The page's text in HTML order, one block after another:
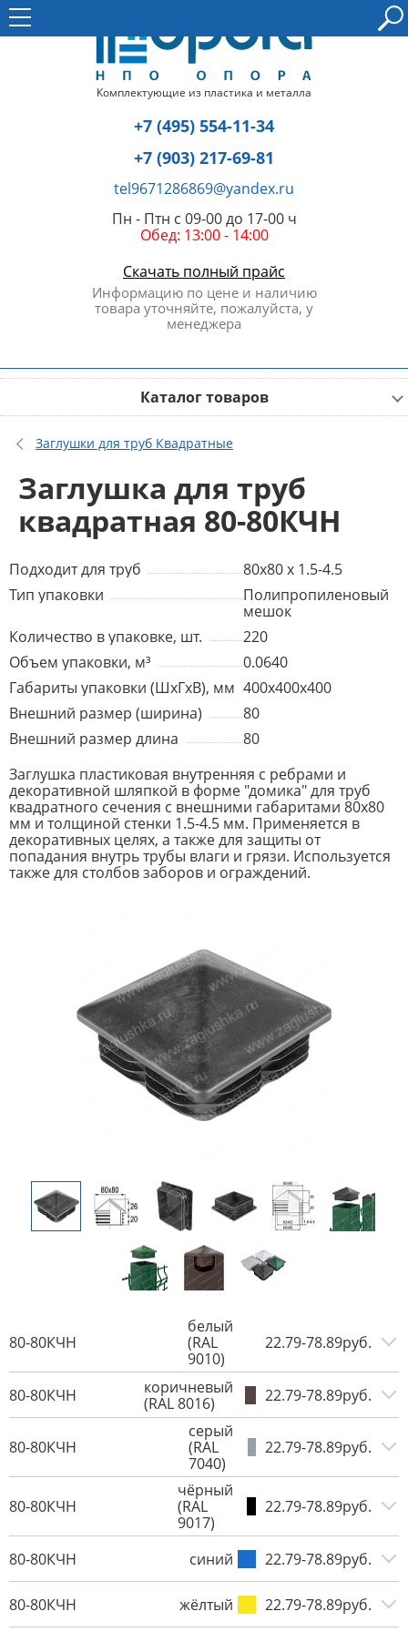
Комплектующие из пластика и металла
+7 (495) 554-11-34
+7 (903) 217-69-81
tel9671286869@yandex.ru
Пн - Птн с 09-00 до 17-00 ч
Обед: 13:00 - 14:00
Скачать полный прайс
Информацию по цене и наличию
товара уточняйте, пожалуйста, у
менеджера
Каталог товаров
Заглушки для труб Квадратные
Заглушка для труб
квадратная 80-80КЧН
Подходит для труб
80х80 х 1.5-4.5
Тип упаковки
Полипропиленовый
мешок
Количество в упаковке, шт.
220
Объем упаковки, м³
0.0640
Габариты упаковки (ШхГхВ), мм 400x400x400
Внешний размер (ширина)
80
Внешний размер длина
80
Заглушка пластиковая внутренняя с ребрами и
декоративной шляпкой в форме "домика" для труб
квадратного сечения с внешними габаритами 80х80
мм и толщиной стенки 1.5-4.5 мм. Применяется в
декоративных целях, а также для защиты от
попадания внутрь трубы влаги и грязи. Используется
также для столбов заборов и ограждений.
80-80КЧН
белый
(RAL
9010)
22.79-78.89руб.
80-80КЧН
коричневый
(RAL 8016)
22.79-78.89руб.
80-80КЧН
серый
(RAL
7040)
22.79-78.89руб.
80-80КЧН
чёрный
(RAL
9017)
22.79-78.89руб.
80-80КЧН синий 22.79-78.89руб.
80-80КЧН жёлтый 22.79-78.89руб.